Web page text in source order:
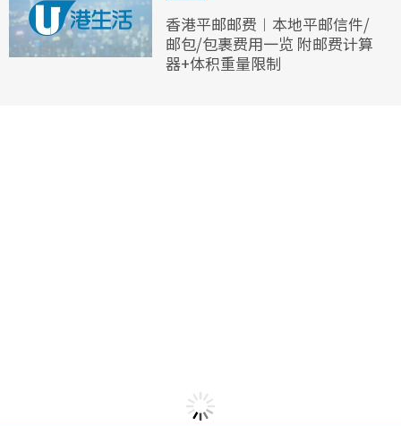
香港平邮邮费︱本地平邮信件/
邮包/包裹费用一览 附邮费计算
器+体积重量限制